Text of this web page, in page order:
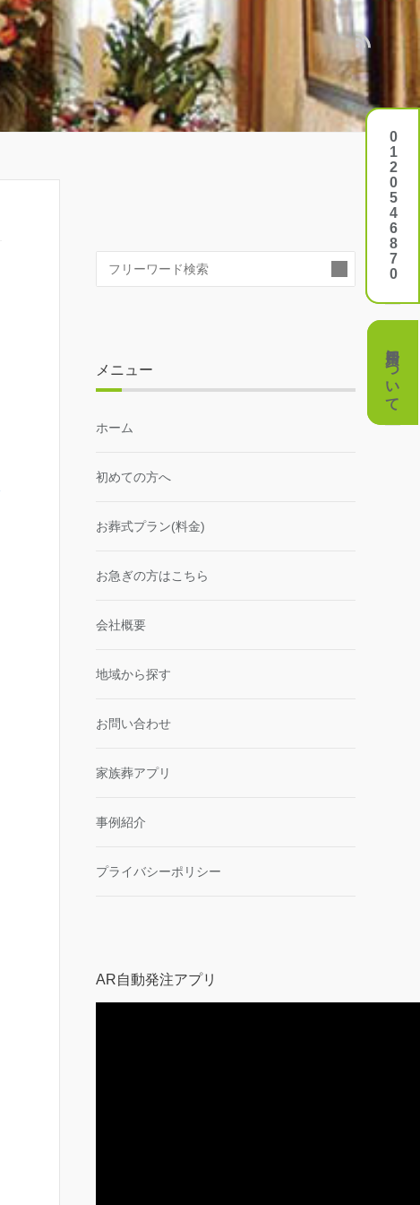
0120546870
費用について
メニュー
ホーム
初めての方へ
お葬式プラン(料金)
お急ぎの方はこちら
会社概要
地域から探す
お問い合わせ
家族葬アプリ
事例紹介
プライバシーポリシー
AR自動発注アプリ
0120546870
費用について